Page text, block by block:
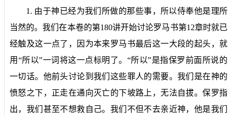
1. 由于神已经为我们所做的那些事，所以侍奉他是理所
当然的。我们在本卷的第180讲开始讨论罗马书第12章时就已
经触及这一点了，因为本来罗马书最后这一大段的起头，就
用“所以”一词将这一点标明了。“所以”是指保罗前面所说的
一切话。他前头讨论到我们这些罪人的需要。我们是在神的
愤怒之下，正走在通向灭亡的下坡路上，无法自拔。保罗指
出，我们甚至不想救自己。我们不但不去亲近神，他是我们